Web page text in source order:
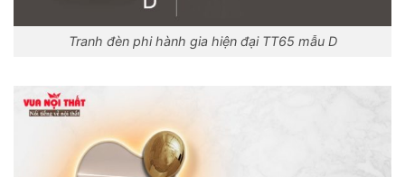
Tranh đèn phi hành gia hiện đại TT65 mẫu D